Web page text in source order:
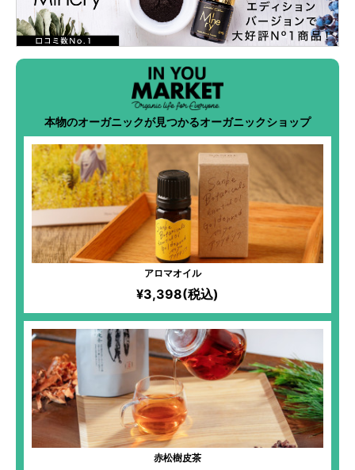
本物のオーガニックが見つかるオーガニックショップ
アロマオイル
¥3,398(税込)
赤松樹皮茶